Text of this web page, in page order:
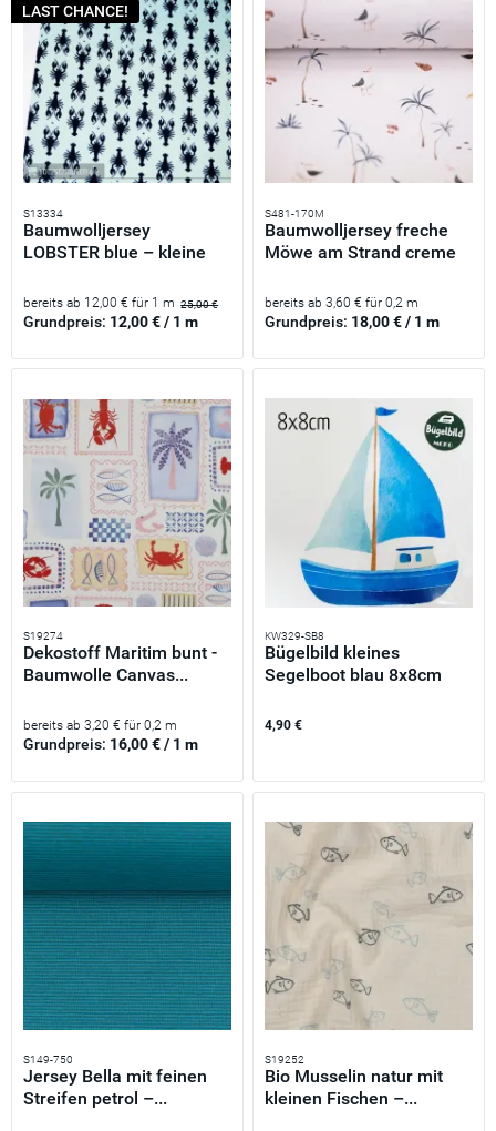
LAST CHANCE!
S13334
Baumwolljersey
LOBSTER blue – kleine
bereits ab 12,00 € für 1 m 25,00 €
Grundpreis: 12,00 € / 1 m
S481-170M
Baumwolljersey freche
Möwe am Strand creme
bereits ab 3,60 € für 0,2 m
Grundpreis: 18,00 € / 1 m
S19274
Dekostoff Maritim bunt -
Baumwolle Canvas...
bereits ab 3,20 € für 0,2 m
Grundpreis: 16,00 € / 1 m
KW329-SB8
Bügelbild kleines
Segelboot blau 8x8cm
4,90 €
S149-750
Jersey Bella mit feinen
Streifen petrol –...
S19252
Bio Musselin natur mit
kleinen Fischen –...